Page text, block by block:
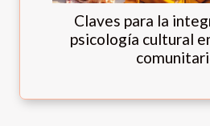
Claves para la
psicología cultural